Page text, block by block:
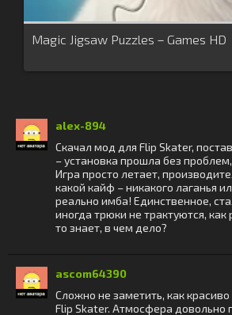
Magic Jigsaw Puzzles－Games HD
alex-894
Скачал мод для Flip Skater,
– установка прошла без
Игра просто летает,
какой кайф – никакого лаганья
реально имба! Единственное,
иногда трюки не трактуются,
то знает, в чем дело?
ascom64390
Сложно не заметить, как
Flip Skater. Атмосфера довольно